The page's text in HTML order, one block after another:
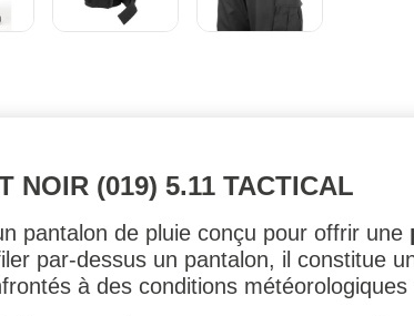
NOIR (019) 5.11 TACTICAL
pantalon de pluie conçu pour offrir une
par-dessus un pantalon, il constitue
à des conditions météorologiques